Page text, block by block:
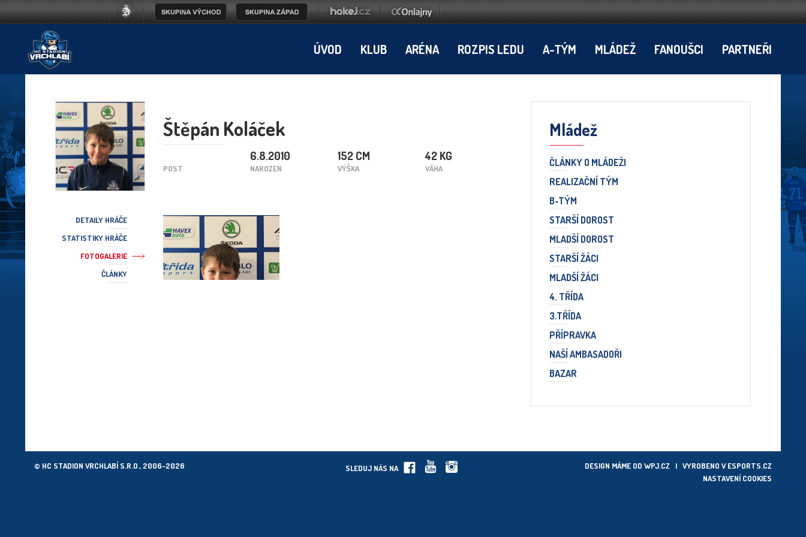
ÚVOD KLUB ARÉNA ROZPIS LEDU A-TÝM MLÁDEŽ FANOUŠCI PARTNEŘI
Štěpán Koláček
POST
6.8.2010
NAROZEN
152 CM
VÝŠKA
42 KG
VÁHA
DETAILY HRÁČE
STATISTIKY HRÁČE
FOTOGALERIE
ČLÁNKY
Mládež
ČLÁNKY O MLÁDEŽI
REALIZAČNÍ TÝM
B-TÝM
STARŠÍ DOROST
MLADŠÍ DOROST
STARŠÍ ŽÁCI
MLADŠÍ ŽÁCI
4. TŘÍDA
3.TŘÍDA
PŘÍPRAVKA
NAŠÍ AMBASADOŘI
BAZAR
© HC STADION VRCHLABÍ S.R.O., 2006–2026 SLEDUJ NÁS NA DESIGN MÁME OD WPJ.CZ | VYROBENO VESPORTS.CZ
NASTAVENÍ COOKIES